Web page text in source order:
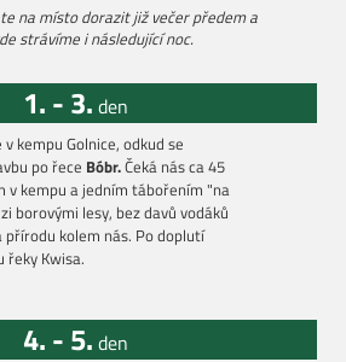
na místo dorazit již večer předem a
strávíme i následující noc.
1. - 3. den
kempu Golnice, odkud se
po řece Bóbr.Čeká nás ca 45
v kempu a jedním tábořením "na
borovými lesy, bez davů vodáků
kolem nás. Po doplutí
řeky Kwisa.
4. - 5. den